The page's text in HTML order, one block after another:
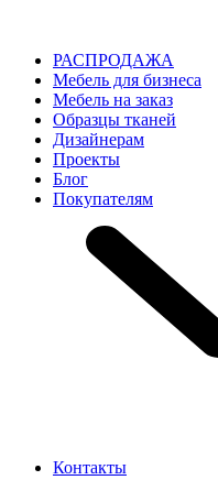
РАСПРОДАЖА
Мебель для бизнеса
Мебель на заказ
Образцы тканей
Дизайнерам
Проекты
Блог
Покупателям
Контакты